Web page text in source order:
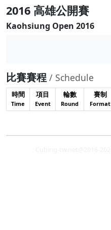
2016 高雄公開賽
Kaohsiung Open 2016
比賽賽程 / Schedule
時間
Time
項目
Event
輪數
Round
賽制
Format